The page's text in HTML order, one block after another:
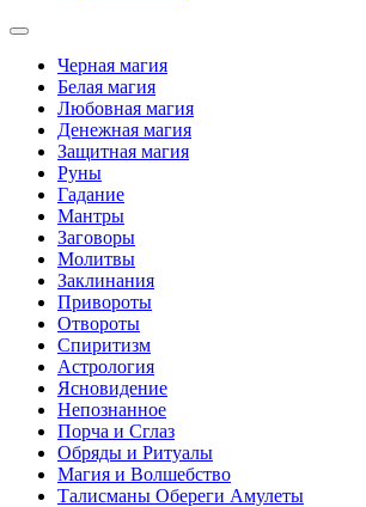
Черная магия
Белая магия
Любовная магия
Денежная магия
Защитная магия
Руны
Гадание
Мантры
Заговоры
Молитвы
Заклинания
Привороты
Отвороты
Спиритизм
Астрология
Ясновидение
Непознанное
Порча и Сглаз
Обряды и Ритуалы
Магия и Волшебство
Талисманы Обереги Амулеты